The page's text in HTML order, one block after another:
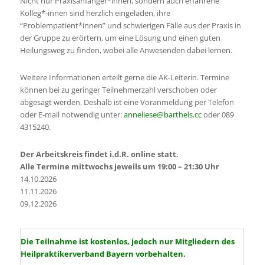
Kolleg*-innen sind herzlich eingeladen, ihre
“Problempatient*innen” und schwierigen Fälle aus der Praxis in
der Gruppe zu erörtern, um eine Lösung und einen guten
Heilungsweg zu finden, wobei alle Anwesenden dabei lernen.
Weitere Informationen erteilt gerne die AK-Leiterin. Termine
können bei zu geringer Teilnehmerzahl verschoben oder
abgesagt werden. Deshalb ist eine Voranmeldung per Telefon
oder E-mail notwendig unter:anneliese@barthels.ccoder 089
4315240.
Der Arbeitskreis findet i.d.R. online statt.
Alle Termine mittwochs jeweils um 19:00 – 21:30 Uhr
14.10.2026
11.11.2026
09.12.2026
Die Teilnahme ist kostenlos, jedoch nur Mitgliedern des
Heilpraktikerverband Bayern vorbehalten.